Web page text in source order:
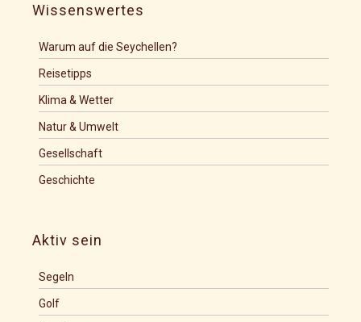
Wissenswertes
Warum auf die Seychellen?
Reisetipps
Klima & Wetter
Natur & Umwelt
Gesellschaft
Geschichte
Aktiv sein
Segeln
Golf